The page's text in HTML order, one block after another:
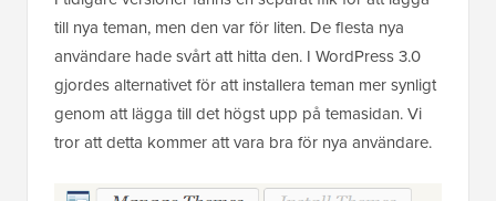
till nya teman, men den var för liten. De flesta nya
användare hade svårt att hitta den. I WordPress 3.0
gjordes alternativet för att installera teman mer synligt
genom att lägga till det högst upp på temasidan. Vi
tror att detta kommer att vara bra för nya användare.